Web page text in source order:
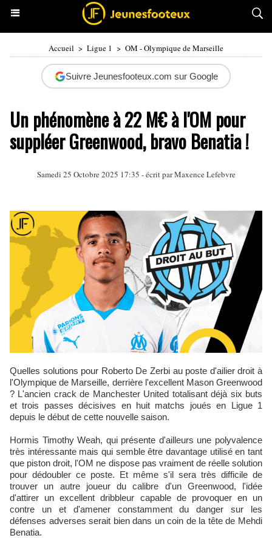
Accueil > Ligue 1 > OM - Olympique de Marseille
Suivre Jeunesfooteux.com sur Google
Un phénomène à 22 M€ à l'OM pour
suppléer Greenwood, bravo Benatia !
Samedi 25 Octobre 2025 17:35 - écrit par Maxence Lefebvre
Quelles solutions pour Roberto De Zerbi au poste d'ailier droit à
l'Olympique de Marseille, derrière l'excellent Mason Greenwood
? L'ancien crack de Manchester United totalisant déjà six buts
et trois passes décisives en huit matchs joués en Ligue 1
depuis le début de cette nouvelle saison.
Hormis Timothy Weah, qui présente d'ailleurs une polyvalence
très intéressante mais qui semble être davantage utilisé en tant
que piston droit, l'OM ne dispose pas vraiment de réelle solution
pour dédoubler ce poste. Et même s'il sera très difficile de
trouver un autre joueur du calibre d'un Greenwood, l'idée
d'attirer un excellent dribbleur capable de provoquer en un
contre un et d'amener constamment du danger sur les
défenses adverses serait bien dans un coin de la tête de Mehdi
Benatia.